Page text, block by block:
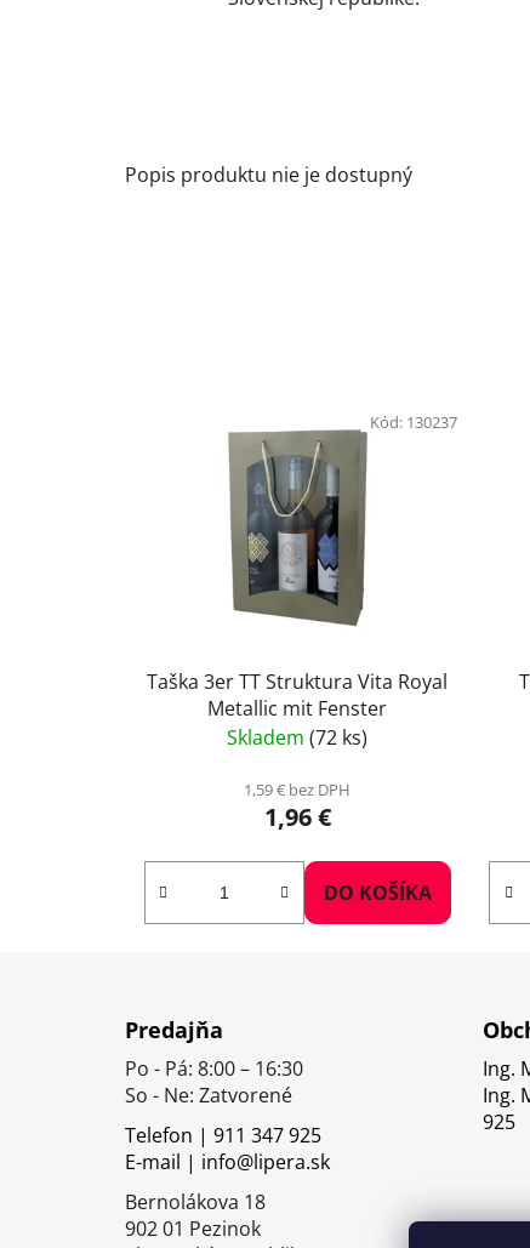
Popis produktu nie je dostupný
Taška 3er TT Struktura Vita Royal
Metallic mit Fenster
Skladem(72 ks)
1,59 € bez DPH
1,96 €
DO KOŠÍKA
Kód: 130237
Predajňa
Po - Pá: 8:00 – 16:30
So - Ne: Zatvorené
Telefon | 911 347 925
E-mail | info@lipera.sk
Bernolákova 18
902 01 Pezinok
Ing.
Ing.
925